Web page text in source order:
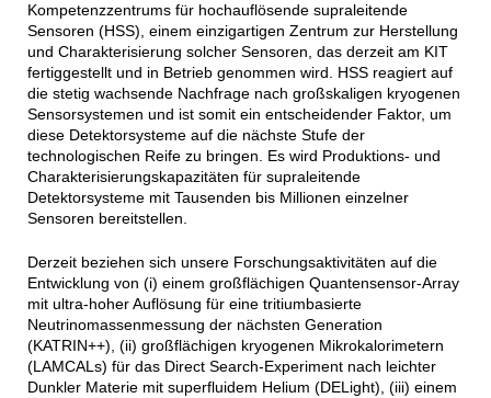
Kompetenzzentrums für hochauflösende supraleitende
Sensoren (HSS), einem einzigartigen Zentrum zur Herstellung
und Charakterisierung solcher Sensoren, das derzeit am KIT
fertiggestellt und in Betrieb genommen wird. HSS reagiert auf
die stetig wachsende Nachfrage nach großskaligen kryogenen
Sensorsystemen und ist somit ein entscheidender Faktor, um
diese Detektorsysteme auf die nächste Stufe der
technologischen Reife zu bringen. Es wird Produktions- und
Charakterisierungskapazitäten für supraleitende
Detektorsysteme mit Tausenden bis Millionen einzelner
Sensoren bereitstellen.
Derzeit beziehen sich unsere Forschungsaktivitäten auf die
Entwicklung von (i) einem großflächigen Quantensensor-Array
mit ultra-hoher Auflösung für eine tritiumbasierte
Neutrinomassenmessung der nächsten Generation
(KATRIN++), (ii) großflächigen kryogenen Mikrokalorimetern
(LAMCALs) für das Direct Search-Experiment nach leichter
Dunkler Materie mit superfluidem Helium (DELight), (iii) einem